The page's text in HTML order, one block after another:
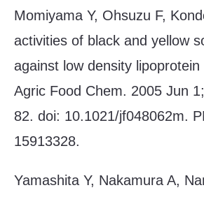
Momiyama Y, Ohsuzu F,
activities of black and yellow
against low density
Agric Food Chem. 2005 Jun
82. doi: 10.1021/jf048062m.
15913328.
Yamashita Y, Nakamura A,